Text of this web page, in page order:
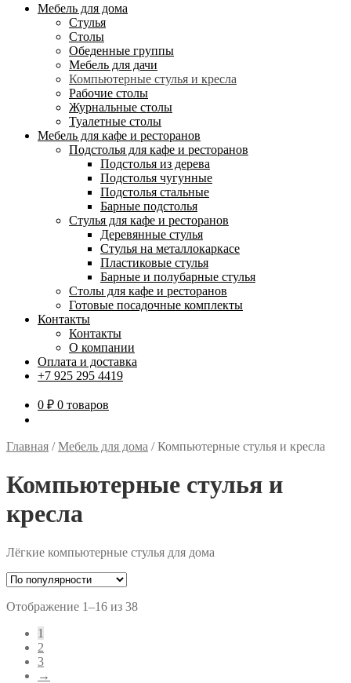
Мебель для дома
Стулья
Столы
Обеденные группы
Мебель для дачи
Компьютерные стулья и кресла
Рабочие столы
Журнальные столы
Туалетные столы
Мебель для кафе и ресторанов
Подстолья для кафе и ресторанов
Подстолья из дерева
Подстолья чугунные
Подстолья стальные
Барные подстолья
Стулья для кафе и ресторанов
Деревянные стулья
Стулья на металлокаркасе
Пластиковые стулья
Барные и полубарные стулья
Столы для кафе и ресторанов
Готовые посадочные комплекты
Контакты
Контакты
О компании
Оплата и доставка
+7 925 295 4419
0 ₽ 0 товаров
Главная /Мебель для дома /Компьютерные стулья и кресла
Компьютерные стулья и
кресла
Лёгкие компьютерные стулья для дома
Отображение 1–16 из 38Сортировка:
1
2
3
→